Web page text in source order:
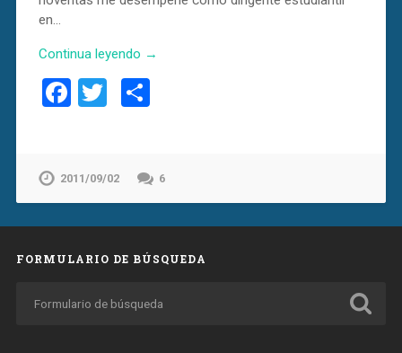
en…
Continua leyendo →
Facebook
Twitter
2011/09/02 6
FORMULARIO DE BÚSQUEDA